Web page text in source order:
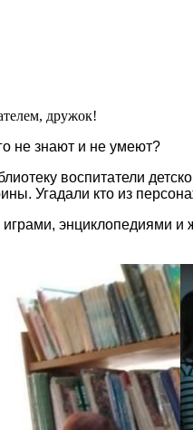
дружок!
не знают и не умеют?
воспитатели
Угадали кто из
энциклопедиями